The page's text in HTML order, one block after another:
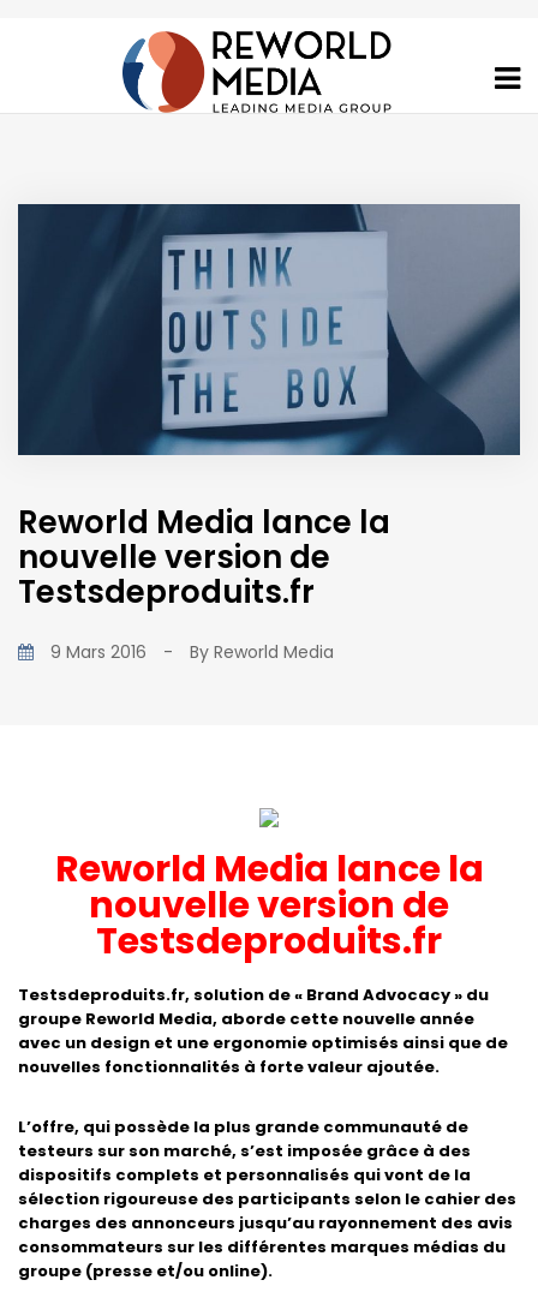
Reworld Media lance la
nouvelle version de
Testsdeproduits.fr
9 Mars 2016 - By Reworld Media
Reworld Media lance la
nouvelle version de
Testsdeproduits.fr
Testsdeproduits.fr, solution de « Brand Advocacy » du
groupe Reworld Media, aborde cette nouvelle année
avec un design et une ergonomie optimisés ainsi que de
nouvelles fonctionnalités à forte valeur ajoutée.
L’offre, qui possède la plus grande communauté de
testeurs sur son marché, s’est imposée grâce à des
dispositifs complets et personnalisés qui vont de la
sélection rigoureuse des participants selon le cahier des
charges des annonceurs jusqu’au rayonnement des avis
consommateurs sur les différentes marques médias du
groupe (presse et/ou online).